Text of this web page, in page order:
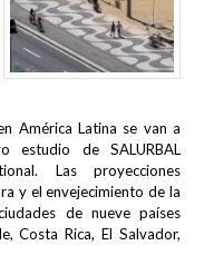
América Latina se van a
estudio de SALURBAL
. Las proyecciones
y el envejecimiento de la
de nueve países
Costa Rica, El Salvador,